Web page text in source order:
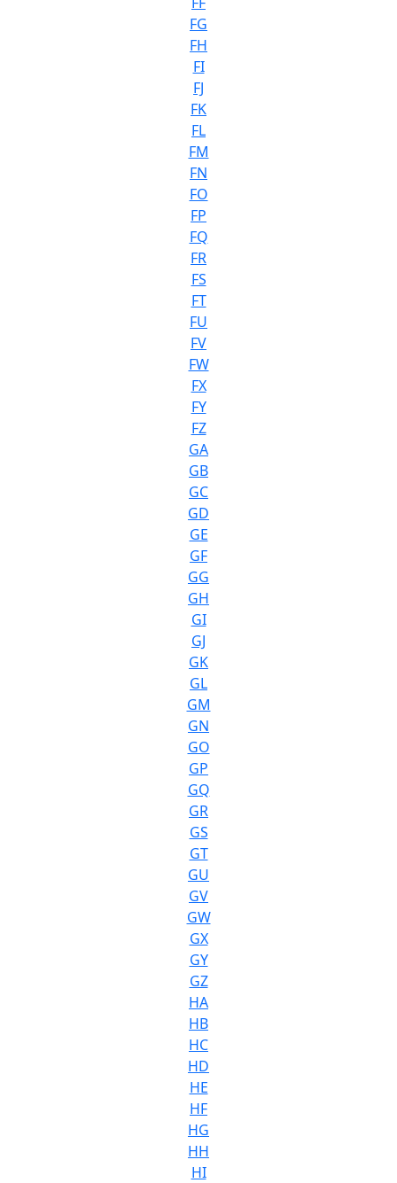
FG
FH
FI
FJ
FK
FL
FM
FN
FO
FP
FQ
FR
FS
FT
FU
FV
FW
FX
FY
FZ
GA
GB
GC
GD
GE
GF
GG
GH
GI
GJ
GK
GL
GM
GN
GO
GP
GQ
GR
GS
GT
GU
GV
GW
GX
GY
GZ
HA
HB
HC
HD
HE
HF
HG
HH
HI